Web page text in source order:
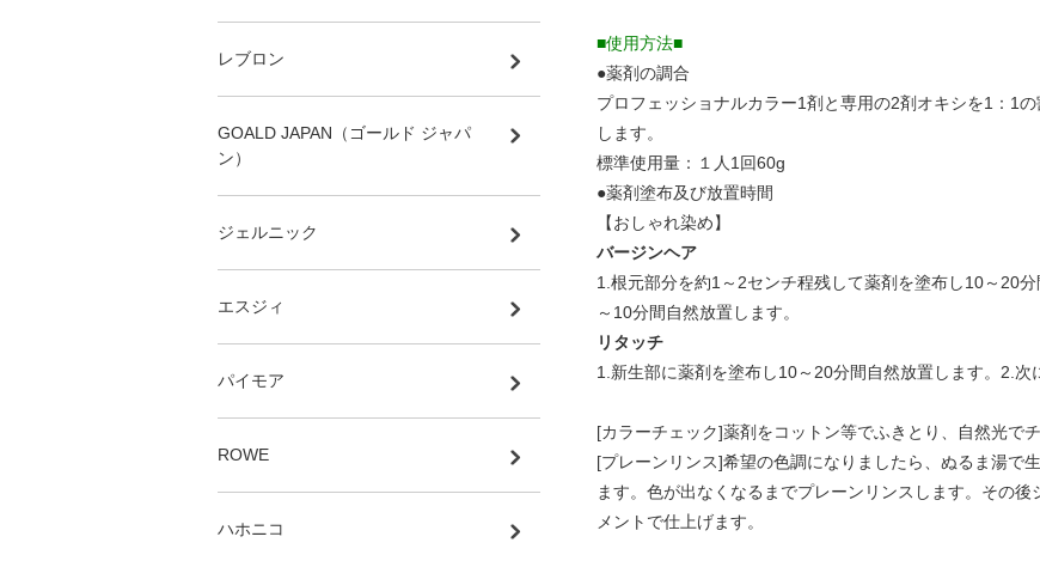
■使用方法■
●薬剤の調合
プロフェッショナルカラー1剤と専用の2剤オキシを1：1
します。
標準使用量：１人1回60g
●薬剤塗布及び放置時間
【おしゃれ染め】
バージンヘア
1.根元部分を約1～2センチ程残して薬剤を塗布し10～20
～10分間自然放置します。
リタッチ
1.新生部に薬剤を塗布し10～20分間自然放置します。2.次
[カラーチェック]薬剤をコットン等でふきとり、自然光でチ
[プレーンリンス]希望の色調になりましたら、ぬるま湯で
ます。色が出なくなるまでプレーンリンスします。その
メントで仕上げます。
レブロン
GOALD JAPAN（ゴールド ジャパ
ン）
ジェルニック
エスジィ
パイモア
ROWE
ハホニコ